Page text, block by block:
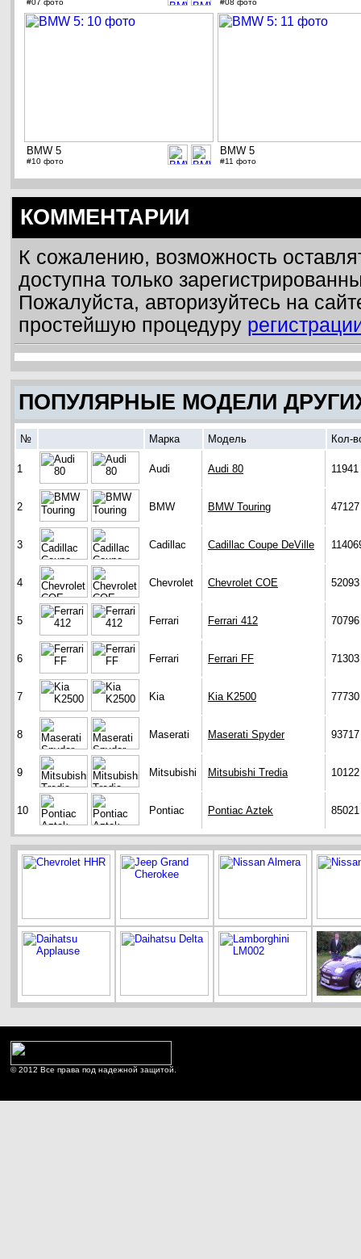
#07 фото #08 фото
BMW 5
#10 фото
BMW 5
#11 фото
КОММЕНТАРИИ
К сожалению, возможность
доступна только
Пожалуйста, авторизуйтесь на
простейшую процедуру
ПОПУЛЯРНЫЕ МОДЕЛИ
№ Марка Модель Кол-
1 Audi Audi 80 11941
2 BMW BMW Touring 47127
3 Cadillac Cadillac Coupe DeVille
4 Chevrolet Chevrolet COE 52093
5 Ferrari Ferrari 412 70796
6 Ferrari Ferrari FF 71303
7 Kia Kia K2500 77730
8 Maserati Maserati Spyder 93717
9 Mitsubishi Mitsubishi Tredia 10122
10 Pontiac Pontiac Aztek 85021
© 2012 Все права под надежной защитой.